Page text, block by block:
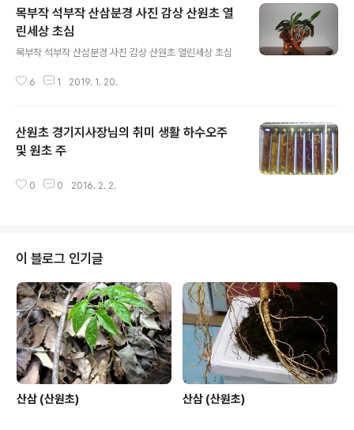
목부작 석부작 산삼분경 사진 감상 산원초 열
린세상 초심
목부작 석부작 산삼분경 사진 감상 산원초 열린세상 초심
6 1 2019. 1. 20.
산원초 경기지사장님의 취미 생활 하수오주
및 원초 주
0 0 2016. 2. 2.
이 블로그 인기글
산삼 (산원초) 산삼 (산원초)